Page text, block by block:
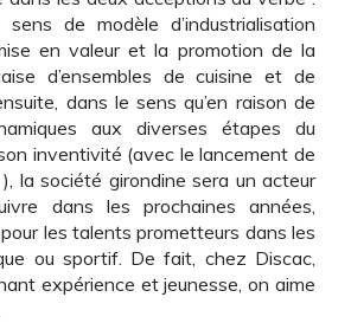
sens de modèle d’industrialisation
en valeur et la promotion de la
d’ensembles de cuisine et de
dans le sens qu’en raison de
aux diverses étapes du
inventivité (avec le lancement de
la société girondine sera un acteur
dans les prochaines années,
les talents prometteurs dans les
ou sportif. De fait, chez Discac,
expérience et jeunesse, on aime